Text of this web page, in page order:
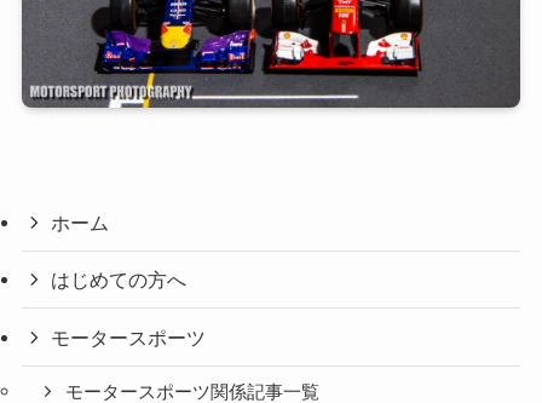
ホーム
はじめての方へ
モータースポーツ
モータースポーツ関係記事一覧